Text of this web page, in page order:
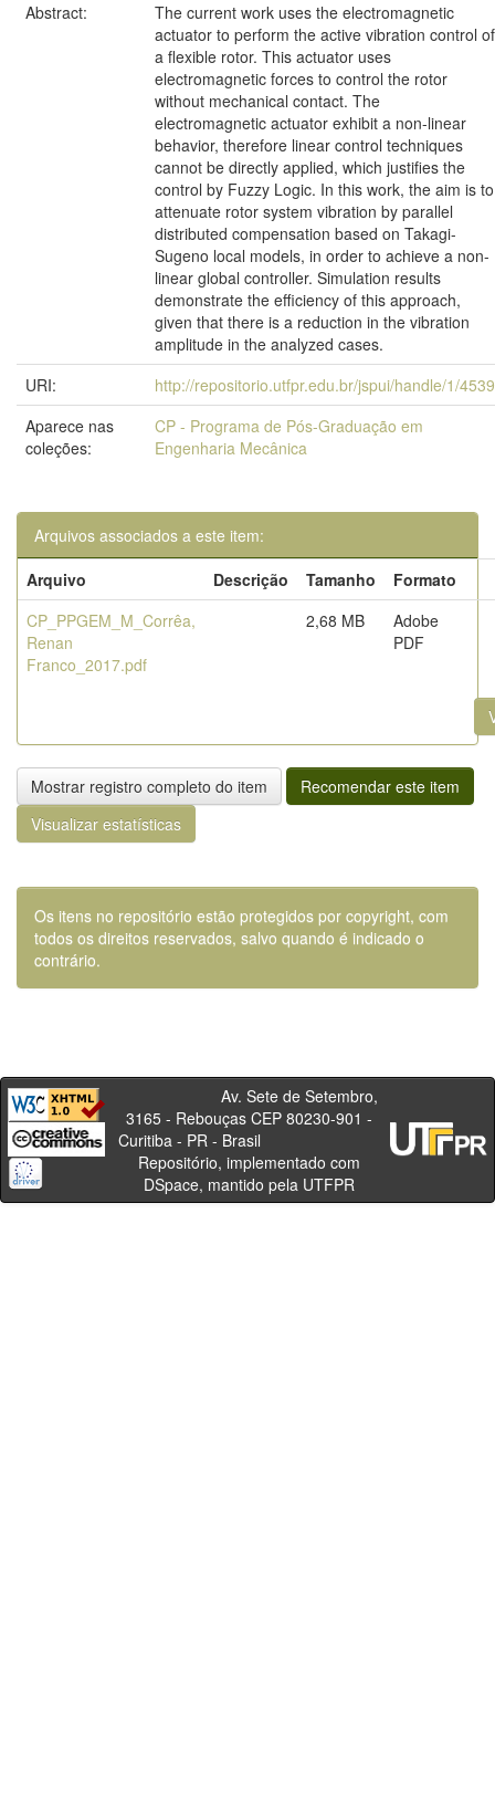
Abstract:
The current work uses the electromagnetic
actuator to perform the active vibration control of
a flexible rotor. This actuator uses
electromagnetic forces to control the rotor
without mechanical contact. The
electromagnetic actuator exhibit a non-linear
behavior, therefore linear control techniques
cannot be directly applied, which justifies the
control by Fuzzy Logic. In this work, the aim is to
attenuate rotor system vibration by parallel
distributed compensation based on Takagi-
Sugeno local models, in order to achieve a non-
linear global controller. Simulation results
demonstrate the efficiency of this approach,
given that there is a reduction in the vibration
amplitude in the analyzed cases.
URI:
http://repositorio.utfpr.edu.br/jspui/handle/1/4539
Aparece nas
coleções:
CP - Programa de Pós-Graduação em
Engenharia Mecânica
Arquivos associados a este item:
Arquivo
Descrição Tamanho
Formato
CP_PPGEM_M_Corrêa,
Renan
Franco_2017.pdf
2,68 MB
Adobe
PDF
Mostrar registro completo do item
Recomendar este item
Visualizar estatísticas
Os itens no repositório estão protegidos por copyright, com
todos os direitos reservados, salvo quando é indicado o
contrário.
Av. Sete de Setembro,
3165 - Rebouças CEP 80230-901 -
Curitiba - PR - Brasil
Repositório, implementado com
DSpace, mantido pela UTFPR